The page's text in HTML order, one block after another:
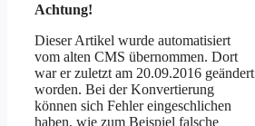
Achtung!
Dieser Artikel wurde automatisiert
vom alten CMS übernommen. Dort
war er zuletzt am 20.09.2016 geändert
worden. Bei der Konvertierung
können sich Fehler eingeschlichen
haben, wie zum Beispiel falsche